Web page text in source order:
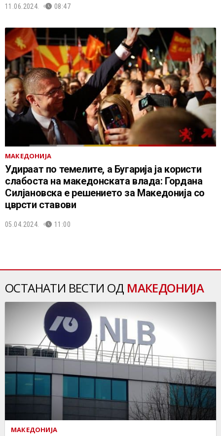
11.06.2024. 08:47
МАКЕДОНИЈА
Удираат по темелите, а Бугарија ја користи
слабоста на македонската влада: Гордана
Силјановска е решението за Македонија со
цврсти ставови
05.04.2024. 11:00
ОСТАНАТИ ВЕСТИ ОД МАКЕДОНИЈА
МАКЕДОНИЈА